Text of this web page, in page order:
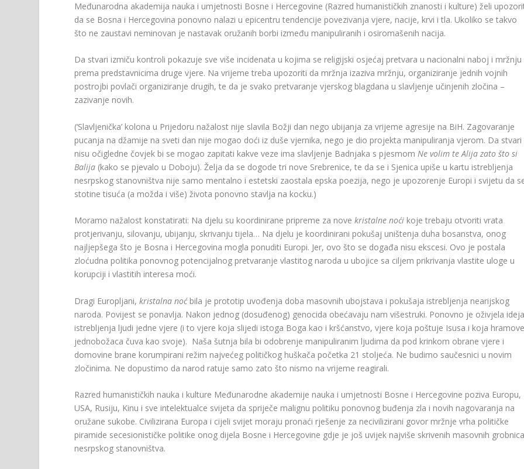
Međunarodna akademija nauka i umjetnosti Bosne i Hercegovine (Razred humanističkih znanosti i kulture) želi
da se Bosna i Hercegovina ponovno nalazi u epicentru tendencije povezivanja vjere, nacije, krvi i tla. Ukoliko se takvo
što ne zaustavi neminovan je nastavak oružanih borbi između manipuliranih i osiromašenih nacija.
Da stvari izmiču kontroli pokazuje sve više incidenata u kojima se religijski osjećaj pretvara u nacionalni naboj i mržnju
prema predstavnicima druge vjere. Na vrijeme treba upozoriti da mržnja izaziva mržnju, organiziranje jednih vojnih
postrojbi povlači organiziranje drugih, te da je svako pretvaranje vjerskog blagdana u slavljenje učinjenih zločina –
zazivanje novih.
(‘Slavljenička’ kolona u Prijedoru nažalost nije slavila Božji dan nego ubijanja za vrijeme agresije na BiH. Zagovaranje
pucanja na džamije na sveti dan nije mogao doći iz duše vjernika, nego je dio projekta manipuliranja vjerom. Da stvari
nisu očigledne čovjek bi se mogao zapitati kakve veze ima slavljenje Badnjaka s pjesmomNe volim te Alija zato što si
Balija (kako se pjevalo u Doboju). Želja da se dogode tri nove Srebrenice, te da se i Sjenica upiše u kartu istrebljenja
nesrpskog stanovništva nije samo mentalno i estetski zaostala epska poezija, nego je upozorenje Europi i svijetu da
stotine tisuća (a možda i više) života ponovno stavlja na kocku.)
Moramo nažalost konstatirati: Na djelu su koordinirane pripreme za novekristalne noći koje trebaju otvoriti vrata
protjerivanju, silovanju, ubijanju, skrivanju tijela… Na djelu je koordinirani pokušaj uništenja duha bosanstva, onog
najljepšega što je Bosna i Hercegovina mogla ponuditi Europi. Jer, ovo što se događa nisu ekscesi. Ovo je postala
zloćudna politika ponovnog potencijalnog pretvaranje vlastitog naroda u ubojice sa ciljem prikrivanja vlastite uloge u
korupciji i vlastitih interesa moći.
Dragi Europljani,kristalna noćbila je prototip uvođenja doba masovnih ubojstava i pokušaja istrebljenja nearijskog
naroda. Povijest se ponavlja. Nakon jednog (dosuđenog) genocida obećavaju nam višestruki. Ponovno je oživjela
istrebljenja ljudi jedne vjere (i to vjere koja slijedi istoga Boga kao i kršćanstvo, vjere koja poštuje Isusa i koja
jednobožaca čuva kao svoje). Naša šutnja bila bi odobrenje manipuliranim ljudima da pod krinkom obrane vjere i
domovine brane korumpirani režim najvećeg političkog huškača početka 21 stoljeća. Ne budimo saučesnici u novim
zločinima. Ne dopustimo da narod ratuje samo zato što nismo na vrijeme reagirali.
Razred humanističkih nauka i kulture Međunarodne akademije nauka i umjetnosti Bosne i Hercegovine poziva Europu,
USA, Rusiju, Kinu i sve intelektualce svijeta da spriječe malignu politiku ponovnog buđenja zla i novih nagovaranja na
oružane sukobe. Civilizirana Europa i cijeli svijet moraju pronaći rješenje za necivilizirani govor mržnje vrha političke
piramide secesionističke politike onog dijela Bosne i Hercegovine gdje je još uvijek najviše skrivenih masovnih
nesrpskog stanovništva.